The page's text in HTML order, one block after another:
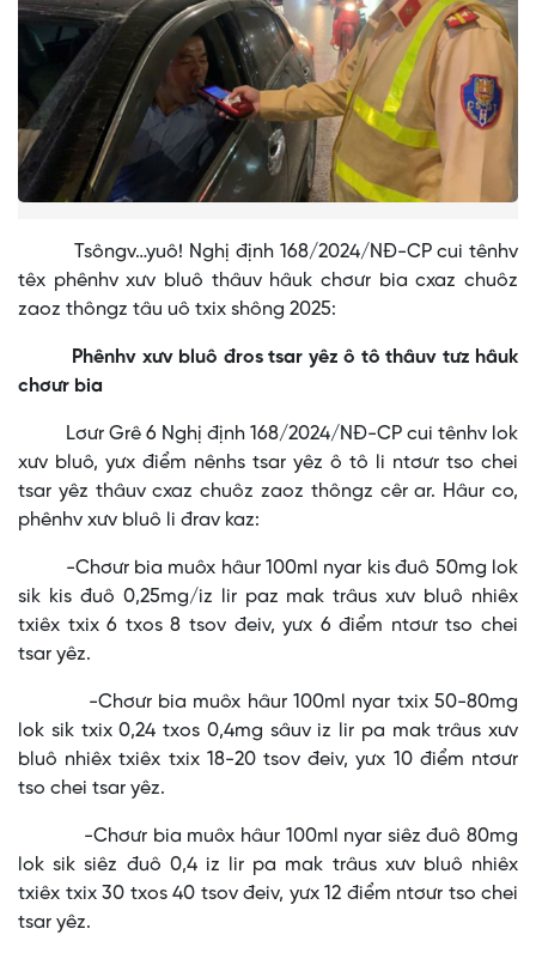
Tsôngv…yuô! Nghị định 168/2024/NĐ-CP cui tênhv
têx phênhv xưv bluô thâuv hâuk chơưr bia cxaz chuôz
zaoz thôngz tâu uô txix shông 2025:
Phênhv xưv bluô đros tsar yêz ô tô thâuv tưz hâuk
chơưr bia
Lơưr Grê 6 Nghị định 168/2024/NĐ-CP cui tênhv lok
xưv bluô, yưx điểm nênhs tsar yêz ô tô li ntơưr tso chei
tsar yêz thâuv cxaz chuôz zaoz thôngz cêr ar. Hâur co,
phênhv xưv bluô li đrav kaz:
-Chơưr bia muôx hâur 100ml nyar kis đuô 50mg lok
sik kis đuô 0,25mg/iz lir paz mak trâus xưv bluô nhiêx
txiêx txix 6 txos 8 tsov đeiv, yưx 6 điểm ntơưr tso chei
tsar yêz.
-Chơưr bia muôx hâur 100ml nyar txix 50-80mg
lok sik txix 0,24 txos 0,4mg sâuv iz lir pa mak trâus xưv
bluô nhiêx txiêx txix 18-20 tsov đeiv, yưx 10 điểm ntơưr
tso chei tsar yêz.
-Chơưr bia muôx hâur 100ml nyar siêz đuô 80mg
lok sik siêz đuô 0,4 iz lir pa mak trâus xưv bluô nhiêx
txiêx txix 30 txos 40 tsov đeiv, yưx 12 điểm ntơưr tso chei
tsar yêz.